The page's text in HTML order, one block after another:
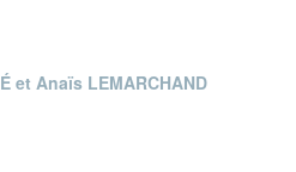
et Anaïs LEMARCHAND